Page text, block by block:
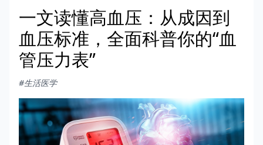
一文读懂高血压：从成因到
血压标准，全面科普你的“血
管压力表”
#生活医学